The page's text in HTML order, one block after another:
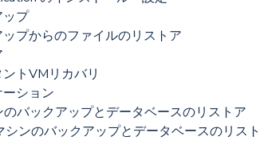
プ
プからのファイルのリストア
トVMリカバリ
ション
バックアップとデータベースのリストア
ンのバックアップとデータベースのリス